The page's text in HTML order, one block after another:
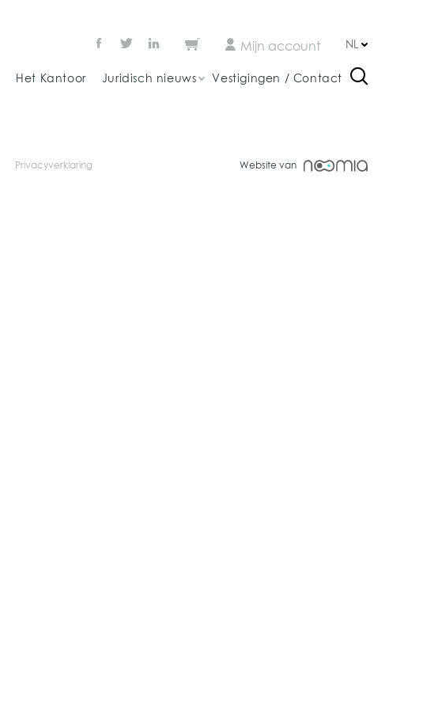
NL
Mijn account
Het Kantoor Juridisch nieuws Vestigingen / Contact
Privacyverklaring Website van